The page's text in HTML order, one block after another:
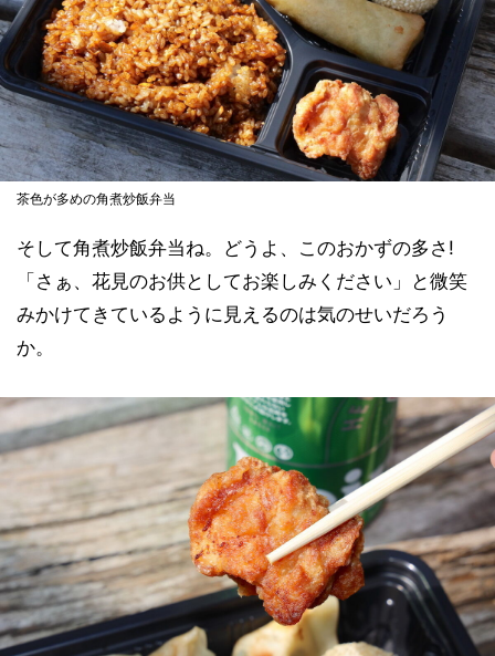
茶色が多めの角煮炒飯弁当
そして角煮炒飯弁当ね。どうよ、このおかずの多さ!
「さぁ、花見のお供としてお楽しみください」と微笑
みかけてきているように見えるのは気のせいだろう
か。